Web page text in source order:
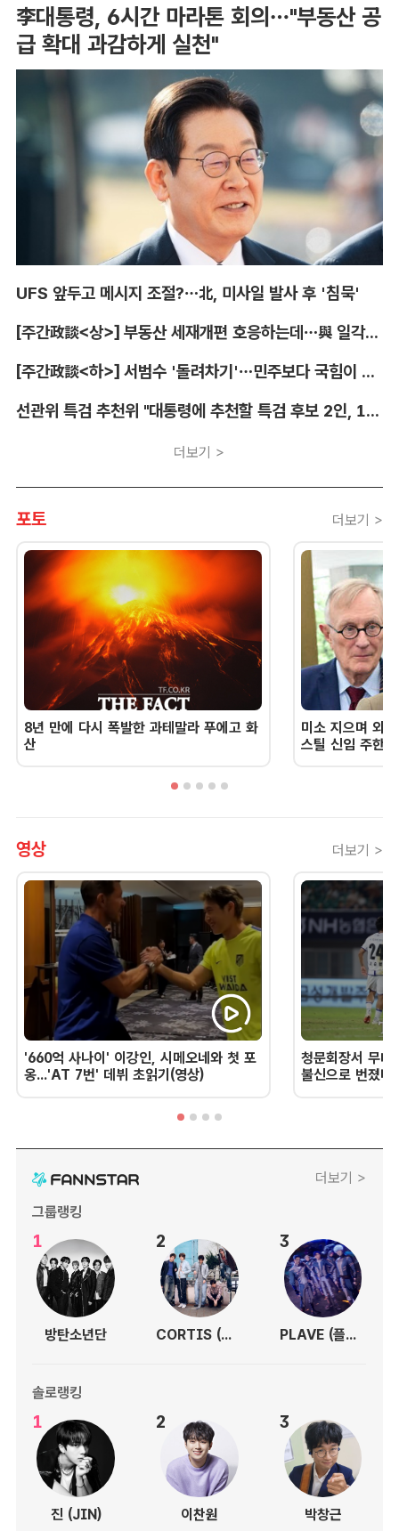
李대통령, 6시간 마라톤 회의…"부동산 공
급 확대 과감하게 실천"
UFS 앞두고 메시지 조절?…北, 미사일 발사 후 '침묵'
[주간政談<상>] 부동산 세재개편 호응하는데…與 일각의 속내
[주간政談<하>] 서범수 '돌려차기'…민주보다 국힘이 더 발끈
선관위 특검 추천위 "대통령에 추천할 특검 후보 2인, 14일 확정"
더보기 >
포토 더보기 >
8년 만에 다시 폭발한 과테말라 푸에고 화
산
미소 지으며 외
스틸 신임 주한
영상 더보기 >
'660억 사나이' 이강인, 시메오네와 첫 포
옹...'AT 7번' 데뷔 초읽기(영상)
청문회장서 무너
불신으로 번졌
더보기 >
그룹랭킹
1
방탄소년단
2
CORTIS (코르티스)
3
PLAVE (플레이브)
솔로랭킹
1
진 (JIN)
2
이찬원
3
박창근